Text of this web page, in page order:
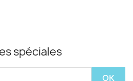
spéciales